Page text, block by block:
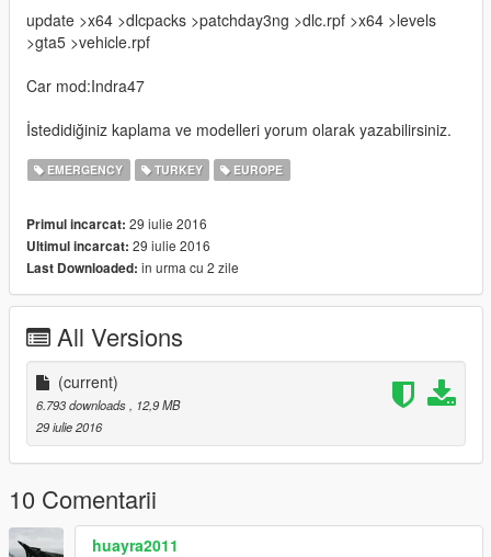
update >x64 >dlcpacks >patchday3ng >dlc.rpf >x64 >levels
>gta5 >vehicle.rpf
Car mod:Indra47
İstedidiğiniz kaplama ve modelleri yorum olarak yazabilirsiniz.
EMERGENCY TURKEY EUROPE
Primul incarcat: 29 iulie 2016
Ultimul incarcat: 29 iulie 2016
Last Downloaded: in urma cu 2 zile
All Versions
(current)
6.793 downloads
, 12,9 MB
29 iulie 2016
10 Comentarii
huayra2011